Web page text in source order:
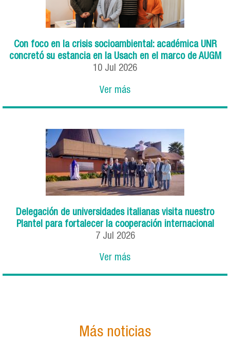
Con foco en la crisis socioambiental: académica UNR
concretó su estancia en la Usach en el marco de AUGM
10 Jul 2026
Ver más
Delegación de universidades italianas visita nuestro
Plantel para fortalecer la cooperación internacional
7 Jul 2026
Ver más
Más noticias